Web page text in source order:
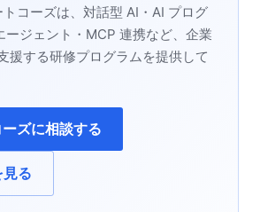
コーズは、対話型 AI・AI プログ
ージェント・MCP 連携など、企業
援する研修プログラムを提供して
ズに相談する
る